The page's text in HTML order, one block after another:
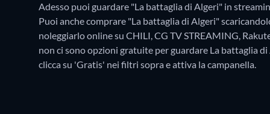
Adesso puoi guardare "La battaglia di Algeri" in
Puoi anche comprare "La battaglia di Algeri"
noleggiarlo online su CHILI, CG TV STREAMING,
non ci sono opzioni gratuite per guardare La battaglia
clicca su 'Gratis' nei filtri sopra e attiva la campanella.